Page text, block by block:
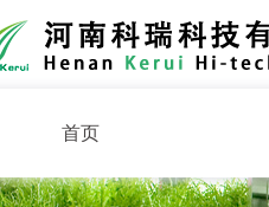
首页